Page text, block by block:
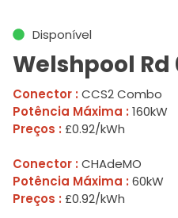
Disponível
Welshpool Rd
Conector : CCS2 Combo
Potência Máxima : 160kW
Preços : £0.92/kWh
Conector : CHAdeMO
Potência Máxima : 60kW
Preços : £0.92/kWh